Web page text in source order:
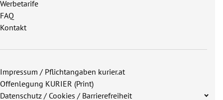
Werbetarife
FAQ
Kontakt
Impressum / Pflichtangaben kurier.at
Offenlegung KURIER (Print)
Datenschutz / Cookies / Barrierefreiheit